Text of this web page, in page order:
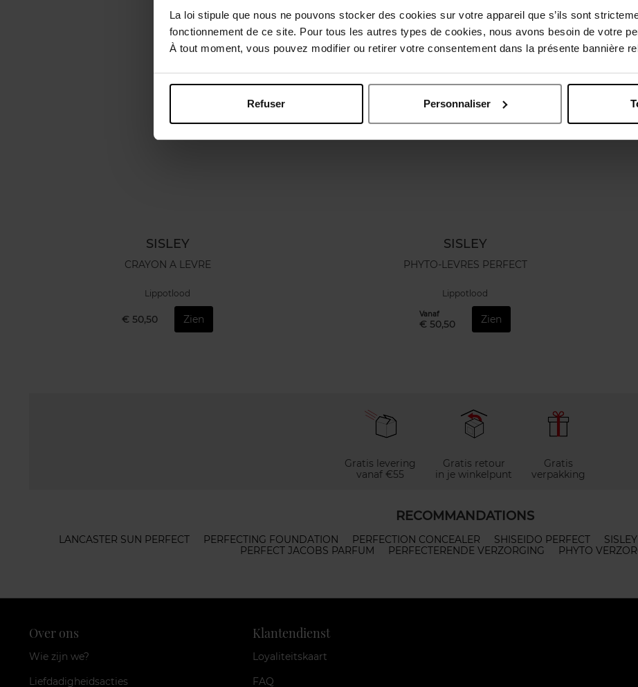
La loi stipule que nous ne pouvons stocker des cookies sur votre appareil que s’ils sont
fonctionnement de ce site. Pour tous les autres types de cookies, nous avons besoin de votre
À tout moment, vous pouvez modifier ou retirer votre consentement dans la présente bannière
Refuser Personnaliser
SISLEY
CRAYON A LEVRE
Lippotlood
€ 50,50 Zien
SISLEY
PHYTO-LEVRES PERFECT
Lippotlood
Vanaf
€ 50,50 Zien
Gratis levering
vanaf €55
Gratis retour
in je winkelpunt
Gratis
verpakking
RECOMMANDATIONS
LANCASTER SUN PERFECT PERFECTING FOUNDATION PERFECTION CONCEALER SHISEIDO PERFECT
PERFECT JACOBS PARFUM
PERFECTERENDE VERZORGING PHYTO
Over ons
Wie zijn we?
Liefdadigheidsacties
Klantendienst
Loyaliteitskaart
FAQ